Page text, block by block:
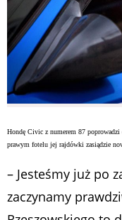
Hondę Civic z numerem 87 poprowadzi
prawym fotelu jej rajdówki zasiądzie
– Jesteśmy już po
zaczynamy